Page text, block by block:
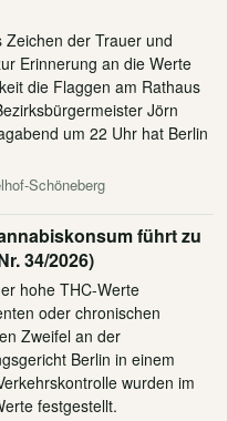
der Trauer und
Erinnerung an die Werte
die Flaggen am Rathaus
Jörn
um 22 Uhr hat Berlin
Schöneberg
führt zu
34/2026)
hohe THC-Werte
oder chronischen
Zweifel an der
Berlin in einem
wurden im
festgestellt.